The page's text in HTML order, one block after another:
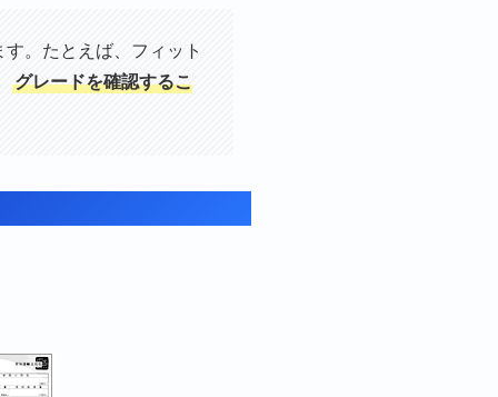
。たとえば、フィット
グレードを確認するこ